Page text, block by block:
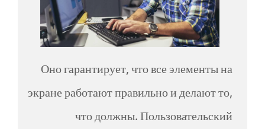
Оно гарантирует, что все элементы на
экране работают правильно и делают то,
что должны. Пользовательский